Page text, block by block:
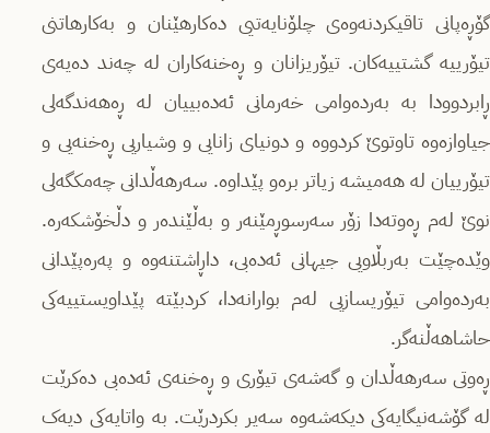
گۆڕەپانی تاقیکردنەوەی چلۆنایەتیی دەکارهێنان و بەکارهاتنی
تیۆرییە گشتییەکان. تیۆریزانان و ڕەخنەکاران لە چەند دەیەی
ڕابردوودا بە بەردەوامی خەرمانی ئەدەبییان لە ڕەهەندگەلی
جیاوازەوە تاوتوێ کردووە و دونیای زانایی و وشیاریی ڕەخنەیی و
تیۆرییان لە هەمیشە زیاتر برەو پێداوە. سەرهەڵدانی چەمکگەلی
نوێ لەم ڕەوتەدا زۆر سەرسوڕمێنەر و بەڵێندەر و دڵخۆشکەرە.
وێدەچێت بەربڵاویی جیهانی ئەدەبی، داڕاشتنەوە و پەرەپێدانی
بەردەوامی تیۆریسازیی لەم بوارانەدا، کردبێتە پێداویستییەکی
حاشاهەڵنەگر.
ڕەوتی سەرهەڵدان و گەشەی تیۆری و ڕەخنەی ئەدەبی دەکرێت
لە گۆشەنیگایەکی دیکەشەوە سەیر بکردرێت. بە واتایەکی دیەک